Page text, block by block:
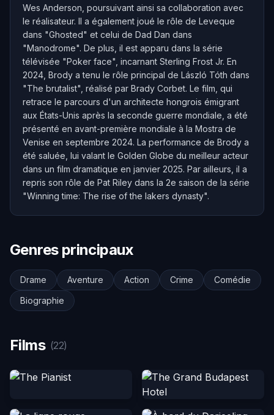
Wes Anderson, poursuivant ainsi sa collaboration avec
le réalisateur. Il a également joué le rôle de Leveque
dans "Ghosted" et celui de Dad Dan dans
"Manodrome". De plus, il est apparu dans la série
télévisée "Poker face", incarnant Sterling Frost Jr. En
2024, Brody a tenu le rôle principal de László Tóth dans
"The brutalist", réalisé par Brady Corbet. Le film, qui
retrace le parcours d'un architecte hongrois émigrant
aux États-Unis après la seconde guerre mondiale, a été
présenté en avant-première mondiale à la Mostra de
Venise en septembre 2024. La performance de Brody a
été saluée, lui valant le Golden Globe du meilleur acteur
dans un film dramatique en janvier 2025. Par ailleurs, il a
repris son rôle de Pat Riley dans la 2e saison de la série
"Winning time: The rise of the lakers dynasty".
Genres principaux
Drame Aventure Action Crime
Comédie
Biographie
Films (22)